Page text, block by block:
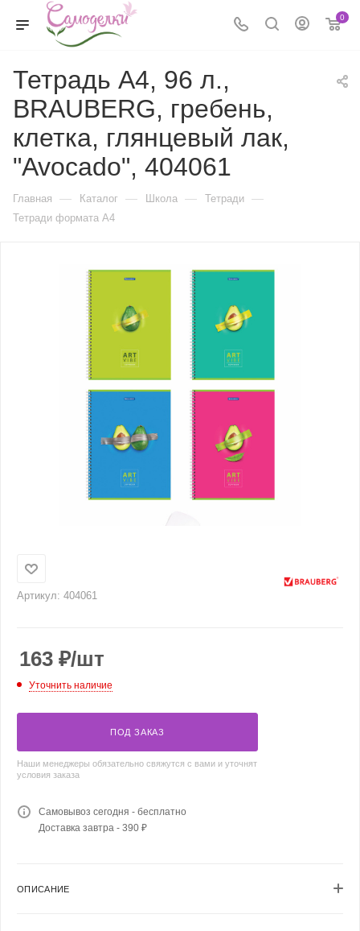
0
Тетрадь А4, 96 л.,
BRAUBERG, гребень,
клетка, глянцевый лак,
"Avocado", 404061
Главная — Каталог — Школа — Тетради —
Тетради формата А4
Артикул: 404061
163 ₽/шт
Уточнить наличие
ПОД ЗАКАЗ
Наши менеджеры обязательно свяжутся с вами и уточнят
условия заказа
Самовывоз сегодня - бесплатно
Доставка завтра - 390 ₽
ОПИСАНИЕ